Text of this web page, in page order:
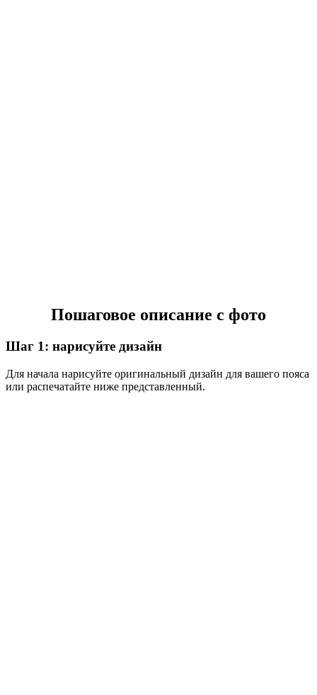
Пошаговое описание с фото
Шаг 1: нарисуйте дизайн
Для начала нарисуйте оригинальный дизайн для вашего пояса
или распечатайте ниже представленный.